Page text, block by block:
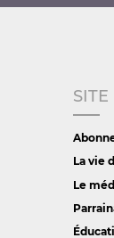
SITE
La vie
Le